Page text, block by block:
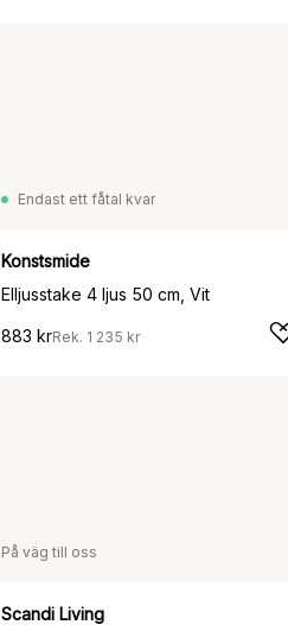
Endast ett fåtal kvar
Konstsmide
Elljusstake 4 ljus 50 cm, Vit
883 krRek. 1 235 kr
På väg till oss
Scandi Living